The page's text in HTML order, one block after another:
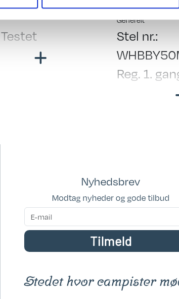
sænkebord
12 V.
Udv. El- og
USB stik
Generelt
Stel nr.:
Reg. 1.
Kan ses i
Nyhedsbrev
Modtag nyheder og gode tilbud
Tilmeld